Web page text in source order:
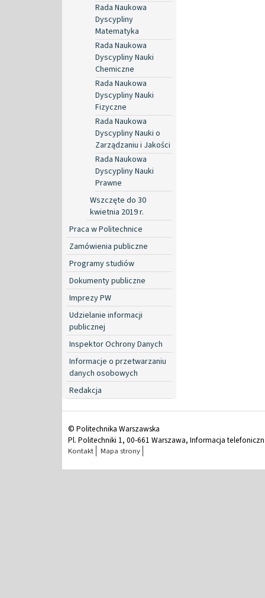
Rada Naukowa
Dyscypliny
Matematyka
Rada Naukowa
Dyscypliny Nauki
Chemiczne
Rada Naukowa
Dyscypliny Nauki
Fizyczne
Rada Naukowa
Dyscypliny Nauki o
Zarządzaniu i Jakości
Rada Naukowa
Dyscypliny Nauki
Prawne
Wszczęte do 30
kwietnia 2019 r.
Praca w Politechnice
Zamówienia publiczne
Programy studiów
Dokumenty publiczne
Imprezy PW
Udzielanie informacji
publicznej
Inspektor Ochrony Danych
Informacje o przetwarzaniu
danych osobowych
Redakcja
© Politechnika Warszawska
Pl. Politechniki 1, 00-661 Warszawa, Informacja
Kontakt Mapa strony